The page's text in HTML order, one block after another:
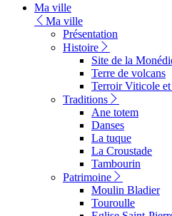
vers
Ma ville
Ma ville
Présentation
Histoire
Site de la
Terre de volcans
Terroir Viticole
Traditions
Ane totem
Danses
La tuque
La Croustade
Tambourin
Patrimoine
Moulin Bladier
Touroulle